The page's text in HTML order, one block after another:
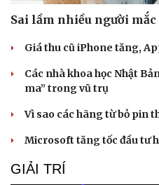
Sai lầm nhiều người
Giá thu cũ iPhone tăng,
Các nhà khoa học Nhật
ma” trong vũ trụ
Vì sao các hãng từ bỏ pin
Microsoft tăng tốc đầu tư
GIẢI TRÍ